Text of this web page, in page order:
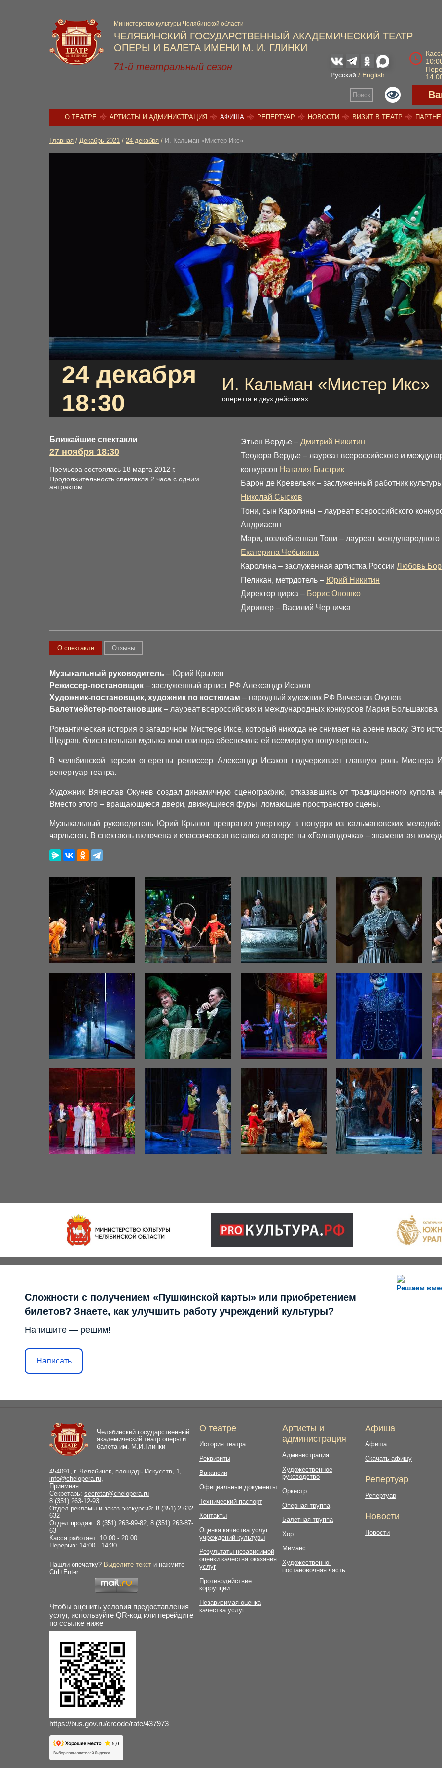
ЧЕЛЯБИНСКИЙ ГОСУДАРСТВЕННЫЙ АКАДЕМИЧЕСКИЙ ТЕАТР
ОПЕРЫ И БАЛЕТА ИМЕНИ М. И. ГЛИНКИ
Министерство культуры Челябинской области
Русский / English
71-й театральный сезон
Поиск
О ТЕАТРЕ АРТИСТЫ И АДМИНИСТРАЦИЯ АФИША РЕПЕРТУАР НОВОСТИ ВИЗИТ В ТЕАТР
Главная / Декабрь 2021 / 24 декабря / И. Кальман «Мистер Икс»
24 декабря
18:30
И. Кальман «Мистер Икс»
оперетта в двух действиях
Ближайшие спектакли
27 ноября 18:30
Премьера состоялась 18 марта 2012 г.
Продолжительность спектакля 2 часа с одним
антрактом
Этьен Вердье – Дмитрий Никитин
Теодора Вердье – лауреат всероссийского и
конкурсов Наталия Быстрик
Барон де Кревельяк – заслуженный работник
Николай Сысков
Тони, сын Каролины – лауреат всероссийского
Андриасян
Мари, возлюбленная Тони – лауреат международного
Екатерина Чебыкина
Каролина – заслуженная артистка России Любовь
Пеликан, метрдотель – Юрий Никитин
Директор цирка – Борис Оношко
Дирижер – Василий Черничка
О спектакле Отзывы
Музыкальный руководитель – Юрий Крылов
Режиссер-постановщик – заслуженный артист РФ Александр Исаков
Художник-постановщик, художник по костюмам – народный художник РФ Вячеслав Окунев
Балетмейстер-постановщик – лауреат всероссийских и международных конкурсов Мария Большакова
Романтическая история о загадочном Мистере Иксе, который никогда не снимает на арене маску. Это
Щедрая, блистательная музыка композитора обеспечила ей всемирную популярность.
В челябинской версии оперетты режиссер Александр Исаков подчеркивает главную роль
репертуар театра.
Художник Вячеслав Окунев создал динамичную сценографию, отказавшись от традиционного
Вместо этого – вращающиеся двери, движущиеся фуры, ломающие пространство сцены.
Музыкальный руководитель Юрий Крылов превратил увертюру в попурри из кальмановских
чарльстон. В спектакль включена и классическая вставка из оперетты «Голландочка» – знаменитая
Решаем
Сложности с получением «Пушкинской карты» или приобретением
билетов? Знаете, как улучшить работу учреждений культуры?
Напишите — решим!
Написать
Челябинский государственный
академический театр оперы и
балета им. М.И.Глинки
454091, г. Челябинск, площадь Искусств, 1,
info@chelopera.ru
Приемная:
Секретарь: secretar@chelopera.ru
8 (351) 263-12-93
Отдел рекламы и заказ экскурсий: 8 (351) 2-632-
632
Отдел продаж: 8 (351) 263-99-82, 8 (351) 263-87-
63
Касса работает: 10:00 - 20:00
Перерыв: 14:00 - 14:30
Нашли опечатку? Выделите текст и нажмите
Ctrl+Enter
Чтобы оценить условия предоставления
услуг, используйте QR-код или перейдите
по ссылке ниже
https://bus.gov.ru/qrcode/rate/437973
О театре
История театра
Реквизиты
Вакансии
Официальные документы
Технический паспорт
Контакты
Оценка качества услуг
учреждений культуры
Результаты независимой
оценки качества оказания
услуг
Противодействие
коррупции
Независимая оценка
качества услуг
Артисты и
администрация
Администрация
Художественное
руководство
Оркестр
Оперная труппа
Балетная труппа
Хор
Миманс
Художественно-
постановочная часть
Афиша
Афиша
Скачать афишу
Репертуар
Репертуар
Новости
Новости